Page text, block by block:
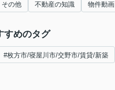
その他 不動産の知識 物件動画
すめのタグ
#枚方市/寝屋川市/交野市/賃貸/新築